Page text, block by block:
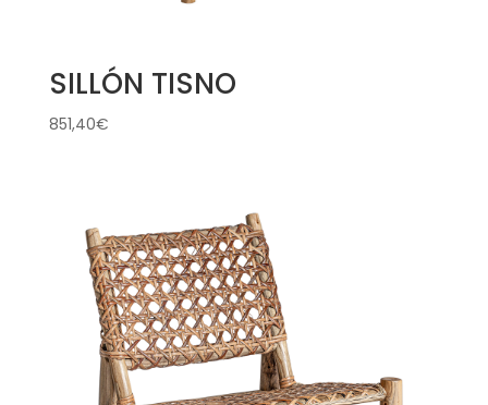
SILLÓN TISNO
851,40€